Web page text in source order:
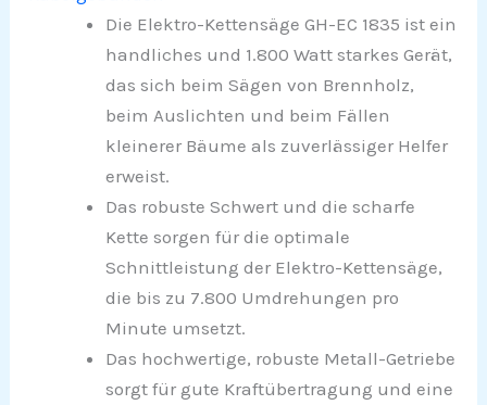
Die Elektro-Kettensäge GH-EC 1835 ist ein
handliches und 1.800 Watt starkes Gerät,
das sich beim Sägen von Brennholz,
beim Auslichten und beim Fällen
kleinerer Bäume als zuverlässiger Helfer
erweist.
Das robuste Schwert und die scharfe
Kette sorgen für die optimale
Schnittleistung der Elektro-Kettensäge,
die bis zu 7.800 Umdrehungen pro
Minute umsetzt.
Das hochwertige, robuste Metall-Getriebe
sorgt für gute Kraftübertragung und eine